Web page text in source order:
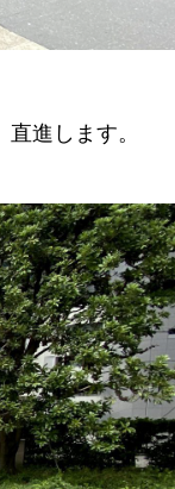
進します。